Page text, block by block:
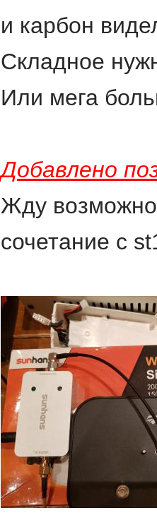
и карбон
Складное
Или мега
Добавлено
Жду
сочетание с